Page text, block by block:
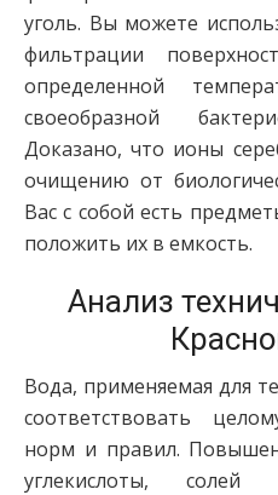
уголь. Вы можете
фильтрации
определенной
своеобразной
Доказано, что ионы
очищению от
Вас с собой есть
положить их в емкость.
Анализ
Вода, применяемая для
соответствовать
норм и правил.
углекислоты, солей